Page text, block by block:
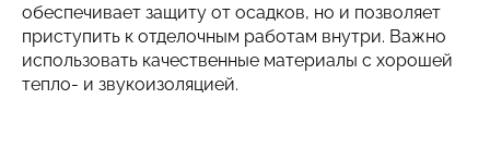
обеспечивает защиту от осадков, но и позволяет
приступить к отделочным работам внутри. Важно
использовать качественные материалы с хорошей
тепло- и звукоизоляцией.